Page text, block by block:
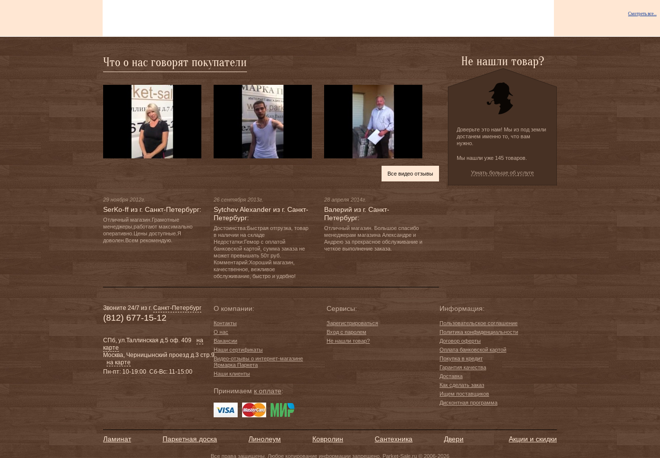
Смотреть все...
Что о нас говорят покупатели
Все видео отзывы
29 ноября 2012г.
SerKo-ff из г. Санкт-Петербург:
Отличный магазин.Грамотные
менеджеры,работают максимально
оперативно.Цены доступные.Я
доволен.Всем рекомендую.
26 сентября 2013г.
Sytchev Alexander из г. Санкт-
Петербург:
Достоинства:Быстрая отгрузка, товар
в наличии на складе
Недостатки:Гемор с оплатой
банковской картой, сумма заказа не
может превышать 50т руб.
Комментарий:Хороший магазин,
качественное, вежливое
обслуживание, быстро и удобно!
28 апреля 2014г.
Валерий из г. Санкт-
Петербург:
Отличный магазин. Большое спасибо
менеджерам магазина Александре и
Андрею за прекрасное обслуживание и
четкое выполнение заказа.
Не нашли товар?
Доверьте это нам! Мы из под земли
достанем именно то, что вам
нужно.
Мы нашли уже 145 товаров.
Узнать больше об услуге
Звоните 24/7 из г. Санкт-Петербург
(812) 677-15-12
СПб, ул.Таллинская д.5 оф. 409
на
карте
Москва, Черницынский проезд д.3 стр.9
на карте
Пн-пт: 10-19:00 Сб-Вс: 11-15:00
О компании:
Контакты
О нас
Вакансии
Наши сертификаты
Видео-отзывы о интернет-магазине
Ярмарка Паркета
Наши клиенты
Принимаем к оплате:
Сервисы:
Зарегистрироваться
Вход с паролем
Не нашли товар?
Информация:
Пользовательское соглашение
Политика конфиденциальности
Договор оферты
Оплата банковской картой
Покупка в кредит
Гарантия качества
Доставка
Как сделать заказ
Ищем поставщиков
Дисконтная программа
Ламинат Паркетная доска Линолеум Ковролин Сантехника Двери Акции и скидки
Все права защищены. Любое копирование информации запрещено. Parket-Sale.ru © 2006-2026